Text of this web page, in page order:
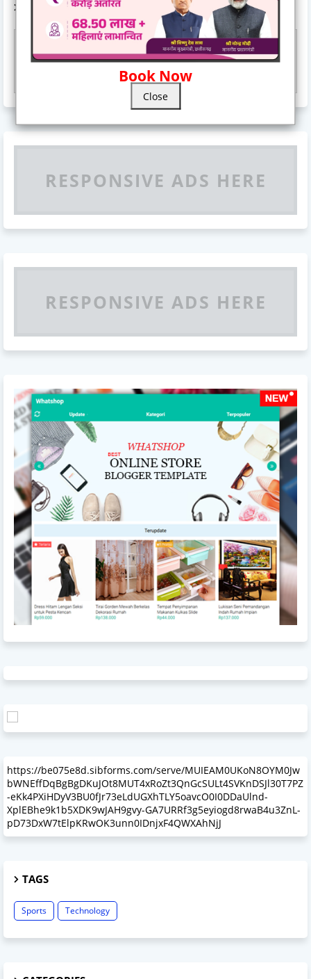
Book Now
Close
AD CODE
Responsive Advertisement
RESPONSIVE ADS HERE
RESPONSIVE ADS HERE
https://be075e8d.sibforms.com/serve/MUIEAM0UKoN8OYM0Jw
bWNEffDqBgBgDKuJOt8MUT4xRoZt3QnGcSULt4SVKnDSJl30T7PZ
-eKk4PXiHDyV3BU0fJr73eLdUGXhTLY5oavcO0I0DDaUlnd-
XplEBhe9k1b5XDK9wJAH9gvy-GA7URRf3g5eyiogd8rwaB4u3ZnL-
pD73DxW7tElpKRwOK3unn0IDnjxF4QWXAhNjJ
TAGS
Sports Technology